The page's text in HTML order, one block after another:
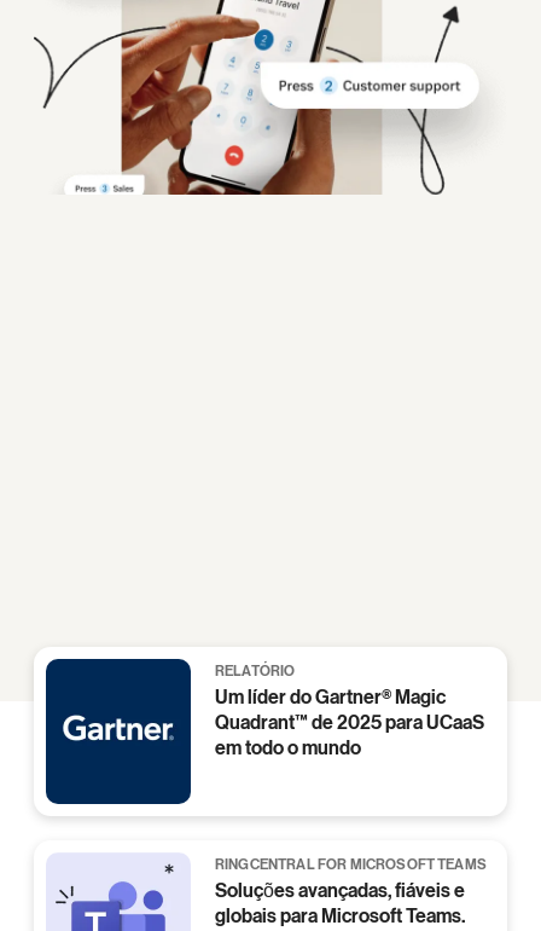
RELATÓRIO
Um líder do Gartner® Magic
Quadrant™ de 2025 para UCaaS
em todo o mundo
RINGCENTRAL FOR MICROSOFT TEAMS
Soluções avançadas, fiáveis e
globais para Microsoft Teams.